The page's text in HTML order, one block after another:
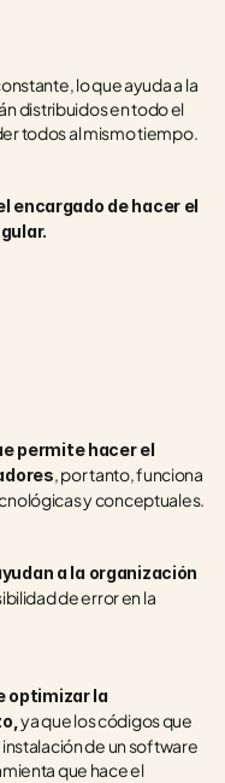
lo que ayuda a la
distribuidos en todo el
todos al mismo tiempo.
encargado de hacer el
permite hacer el
, por tanto, funciona
y conceptuales.
a la organización
de error en la
optimizar la
ya que los códigos que
de un software
que hace el